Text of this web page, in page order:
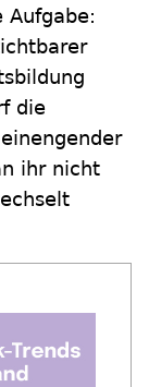
Aufgabe:
die
ihr nicht